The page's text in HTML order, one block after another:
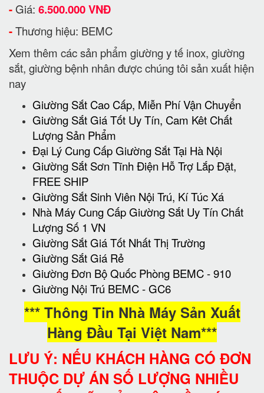
- Giá: 6.500.000 VNĐ
-Thương hiệu: BEMC
Xem thêm các sản phẩm giường y tế inox, giường
sắt, giường bệnh nhân được chúng tôi sản xuất hiện
nay
Giường Sắt Cao Cấp, Miễn Phí Vận Chuyển
Giường Sắt Giá Tốt Uy Tín, Cam Kêt Chất
Lượng Sản Phẩm
Đại Lý Cung Cấp Giường Sắt Tại Hà Nội
Giường Sắt Sơn Tĩnh Điện Hỗ Trợ Lắp Đặt,
FREE SHIP
Giường Sắt Sinh Viên Nội Trú, Kí Túc Xá
Nhà Máy Cung Cấp Giường Sắt Uy Tín Chất
Lượng Số 1 VN
Giường Sắt Giá Tốt Nhất Thị Trường
Giường Sắt Giá Rẻ
Giường Đơn Bộ Quốc Phòng BEMC - 910
Giường Nội Trú BEMC - GC6
*** Thông Tin Nhà Máy Sản Xuất
Hàng Đầu Tại Việt Nam***
LƯU Ý: NẾU KHÁCH HÀNG CÓ ĐƠN
THUỘC DỰ ÁN SỐ LƯỢNG NHIỀU